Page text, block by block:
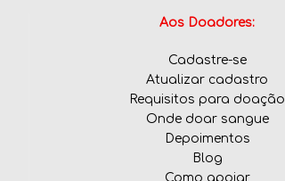
Aos Doadores:
Cadastre-se
Atualizar cadastro
Requisitos para doação
Onde doar sangue
Depoimentos
Blog
Como apoiar